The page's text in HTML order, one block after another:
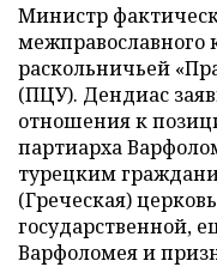
Министр
межправославного
раскольничьей
(ПЦУ). Дендиас
отношения к
партиарха
турецким
(Греческая)
государственной,
Варфоломея и